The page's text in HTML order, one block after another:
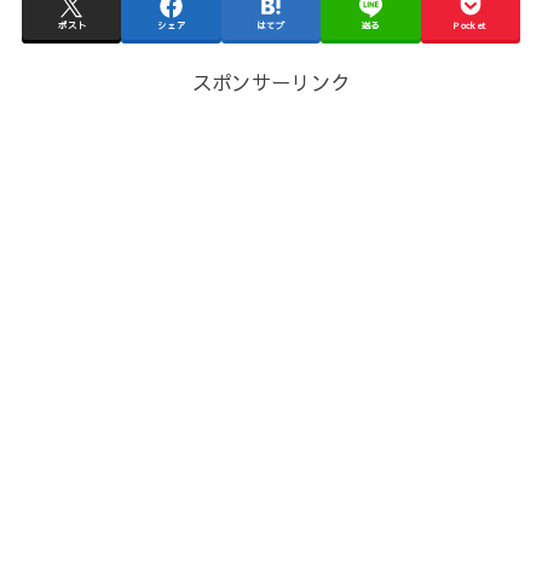
ポスト シェア はてブ 送る Pocket
スポンサーリンク